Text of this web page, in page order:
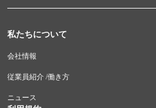
私たちについて
会社情報
従業員紹介 /働き方
ニュース